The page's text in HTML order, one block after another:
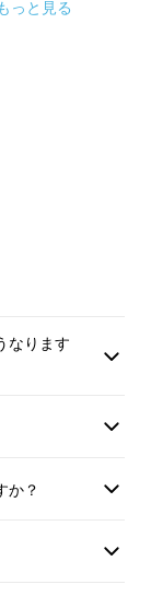
い
わから
んてな
トは高
っと見る
なります
か？